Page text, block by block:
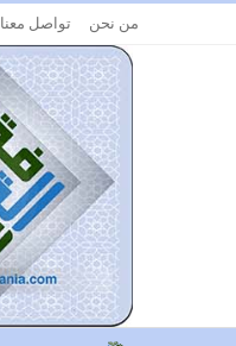
من نحن تواصل معنا